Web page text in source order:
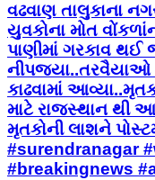
વઢવાણ તાલુકાના
યુવકોના મોત
પાણીમાં ગરકાવ થઈ
નીપજ્યા..તરવૈયાઓ
કાઢવામાં
માટે રાજસ્થાન થી
મૃતકોની લાશને
#surendranagar
#breakingnews